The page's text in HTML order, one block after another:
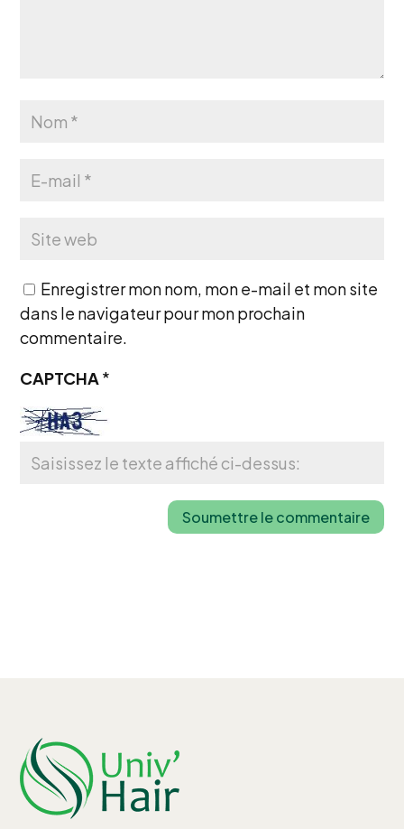
Enregistrer mon nom, mon e-mail et mon site
dans le navigateur pour mon prochain
commentaire.
CAPTCHA *
Soumettre le commentaire